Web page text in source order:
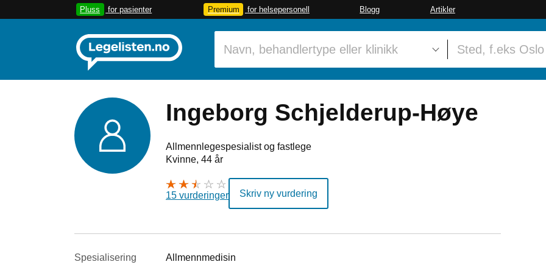
Pluss for pasienter Premium for helsepersonell Blogg Artikler
Ingeborg Schjelderup-Høye
Allmennlegespesialist og fastlege
Kvinne, 44 år
15 vurderinger Skriv ny vurdering
Spesialisering Allmennmedisin